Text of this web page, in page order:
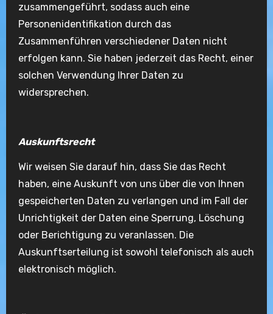
zusammengeführt, sodass auch eine
Personenidentifikation durch das
Zusammenführen verschiedener Daten nicht
erfolgen kann. Sie haben jederzeit das Recht, einer
solchen Verwendung Ihrer Daten zu
widersprechen.
Auskunftsrecht
Wir weisen Sie darauf hin, dass Sie das Recht
haben, eine Auskunft von uns über die von Ihnen
gespeicherten Daten zu verlangen und im Fall der
Unrichtigkeit der Daten eine Sperrung, Löschung
oder Berichtigung zu veranlassen. Die
Auskunftserteilung ist sowohl telefonisch als auch
elektronisch möglich.